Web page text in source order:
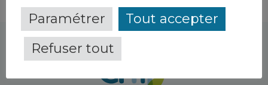
Paramétrer
Tout accepter
Refuser tout